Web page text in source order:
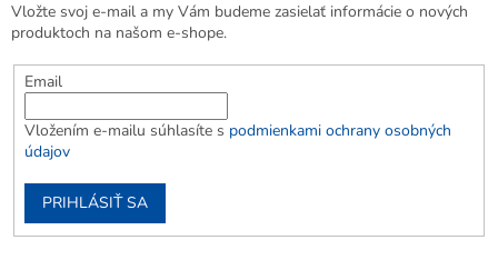
Vložte svoj e-mail a my Vám budeme zasielať informácie o nových
produktoch na našom e-shope.
Email
Vložením e-mailu súhlasíte s podmienkami ochrany osobných
údajov
PRIHLÁSIŤ SA